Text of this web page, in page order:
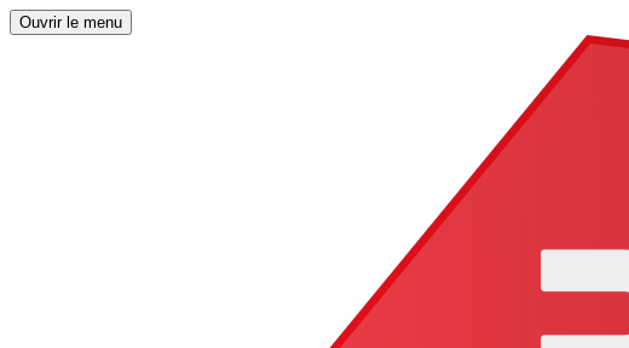
Ouvrir le menu